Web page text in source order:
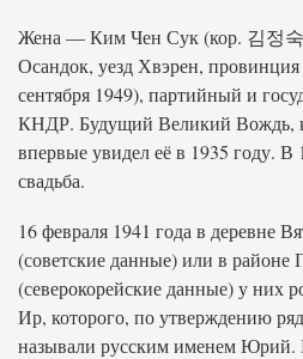
Жена — Ким Чен Сук (кор. 김정숙;
Осандок, уезд Хвэрен,
сентября 1949), партийный и
КНДР. Будущий Великий Вождь,
впервые увидел её в 1935 году. В
свадьба.
16 февраля 1941 года в деревне
(советские данные) или в районе
(северокорейские данные) у
Ир, которого, по утверждению
называли русским именем Юрий.